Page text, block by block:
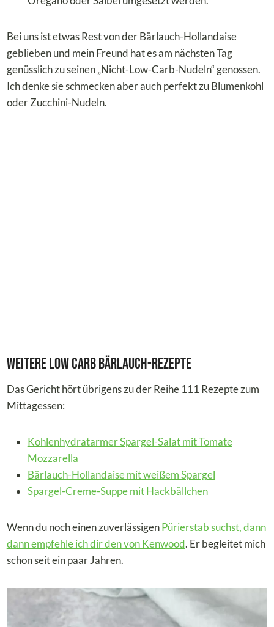
Bei uns ist etwas Rest von der Bärlauch-Hollandaise
geblieben und mein Freund hat es am nächsten Tag
genüsslich zu seinen „Nicht-Low-Carb-Nudeln“ genossen.
Ich denke sie schmecken aber auch perfekt zu Blumenkohl
oder Zucchini-Nudeln.
Weitere Low Carb Bärlauch-Rezepte
Das Gericht hört übrigens zu der Reihe 111 Rezepte zum
Mittagessen:
Kohlenhydratarmer Spargel-Salat mit Tomate
Mozzarella
Bärlauch-Hollandaise mit weißem Spargel
Spargel-Creme-Suppe mit Hackbällchen
Wenn du noch einen zuverlässigenPürierstab suchst, dann
dann empfehle ich dir den von Kenwood. Er begleitet mich
schon seit ein paar Jahren.